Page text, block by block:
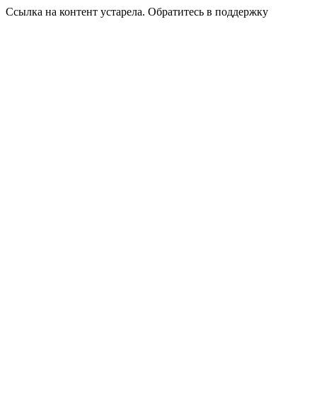
Ссылка на контент устарела. Обратитесь в поддержку